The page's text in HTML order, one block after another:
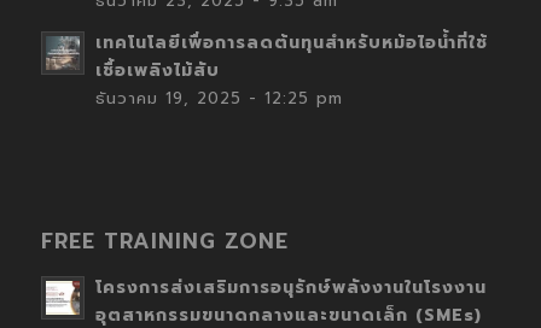
เทคโนโลยีเพื่อการลดต้นทุนสำหรับหม้อไอน้ำที่ใช้
เชื้อเพลิงไม้สับ
ธันวาคม 19, 2025 - 12:25 pm
FREE TRAINING ZONE
โครงการส่งเสริมการอนุรักษ์พลังงานในโรงงาน
อุตสาหกรรมขนาดกลางและขนาดเล็ก (SMEs)